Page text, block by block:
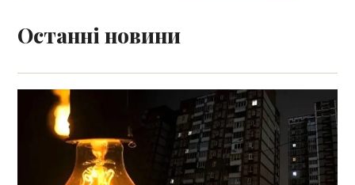
Останні новини